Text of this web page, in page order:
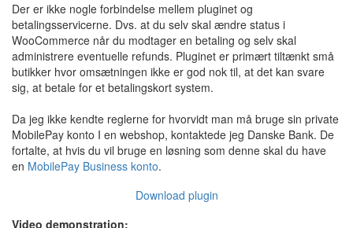
Der er ikke nogle forbindelse mellem pluginet og
betalingsservicerne. Dvs. at du selv skal ændre status i
WooCommerce når du modtager en betaling og selv skal
administrere eventuelle refunds. Pluginet er primært tiltænkt små
butikker hvor omsætningen ikke er god nok til, at det kan svare
sig, at betale for et betalingskort system.
Da jeg ikke kendte reglerne for hvorvidt man må bruge sin private
MobilePay konto I en webshop, kontaktede jeg Danske Bank. De
fortalte, at hvis du vil bruge en løsning som denne skal du have
en MobilePay Business konto.
Download plugin
Video demonstration:
WooCommerce mobilbetaling